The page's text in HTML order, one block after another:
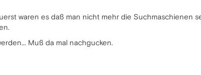
waren es daß man nicht mehr die Suchmaschienen
Muß da mal nachgucken.